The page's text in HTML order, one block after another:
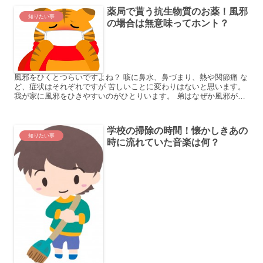
知りたい事
薬局で貰う抗生物質のお薬！風邪
の場合は無意味ってホント？
風邪をひくとつらいですよね？ 咳に鼻水、鼻づまり、熱や関節痛 な
ど、症状はそれぞれですが 苦しいことに変わりはないと思います。
我が家に風邪をひきやすいのがひとりいます。 弟はなぜか風邪が流
知りたい事
学校の掃除の時間！懐かしきあの
時に流れていた音楽は何？